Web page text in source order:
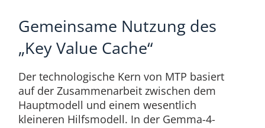
Gemeinsame Nutzung des
„Key Value Cache“
Der technologische Kern von MTP basiert
auf der Zusammenarbeit zwischen dem
Hauptmodell und einem wesentlich
kleineren Hilfsmodell. In der Gemma-4-